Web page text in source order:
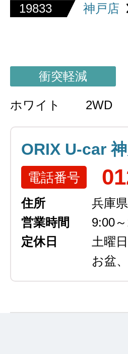
19833 神戸店
衝突軽減
ホワイト 2WD
ORIX U-car
電話番号
住所
兵庫
営業時間
9:00
定休日
土曜
お盆